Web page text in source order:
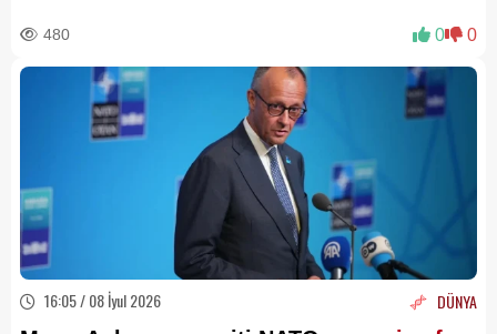
480 0 0
16:05 / 08 İyul 2026 DÜNYA